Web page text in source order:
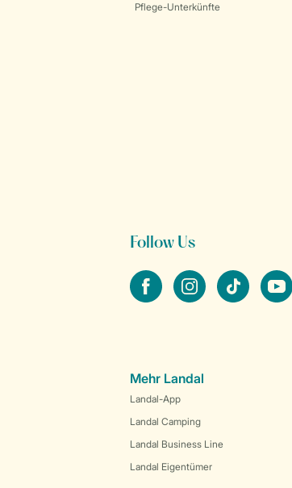
Pflege-Unterkünfte
Follow Us
facebookinstagramtiktok
Mehr Landal
Landal-App
Landal Camping
Landal Business Line
Landal Eigentümer